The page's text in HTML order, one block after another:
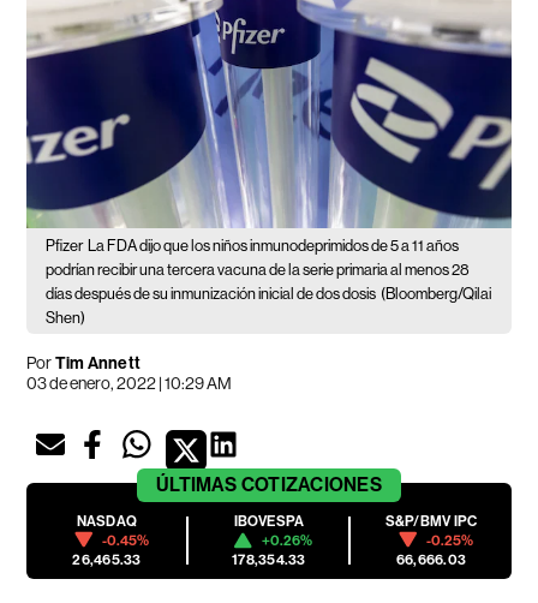
Pfizer
La FDA dijo que los niños inmunodeprimidos de 5 a 11 años
podrían recibir una tercera vacuna de la serie primaria al menos 28
días después de su inmunización inicial de dos dosis (Bloomberg/Qilai
Shen)
PorTim Annett
03 de enero, 2022 | 10:29 AM
ÚLTIMAS COTIZACIONES
NASDAQ
-0.45%
26,465.33
IBOVESPA
+0.26%
178,354.33
S&P/BMV IPC
-0.25%
66,666.03